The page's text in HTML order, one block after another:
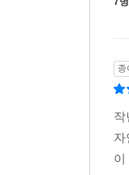
지적
1996
보인
종
작
자
이